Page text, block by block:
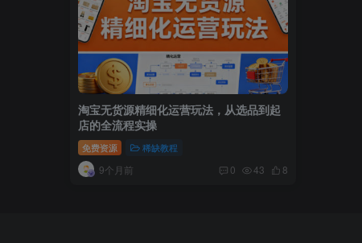
淘宝无货源精细化运营玩法，从选品到起
店的全流程实操
免费资源 稀缺教程
9个月前 0 43 8